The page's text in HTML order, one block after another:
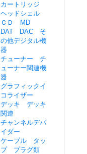
カートリッジ
ヘッドシェル
ＣＤ MD
DAT DAC そ
の他デジタル機
器
チューナー チ
ューナー関連機
器
グラフィックイ
コライザー
デッキ デッキ
関連
チャンネルデバ
イダー
ケーブル タッ
プ プラグ類